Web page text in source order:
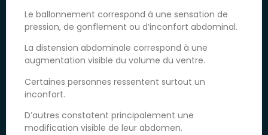
Le ballonnement correspond à une sensation de
pression, de gonflement ou d’inconfort abdominal.
La distension abdominale correspond à une
augmentation visible du volume du ventre.
Certaines personnes ressentent surtout un
inconfort.
D’autres constatent principalement une
modification visible de leur abdomen.